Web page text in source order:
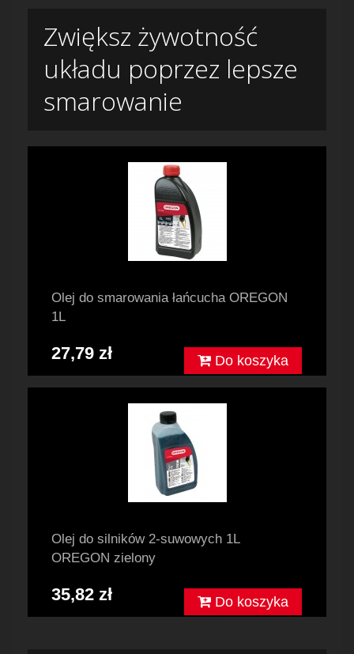
Zwiększ żywotność
układu poprzez lepsze
smarowanie
Olej do smarowania łańcucha OREGON
1L
27,79 zł Do koszyka
Olej do silników 2-suwowych 1L
OREGON zielony
35,82 zł Do koszyka